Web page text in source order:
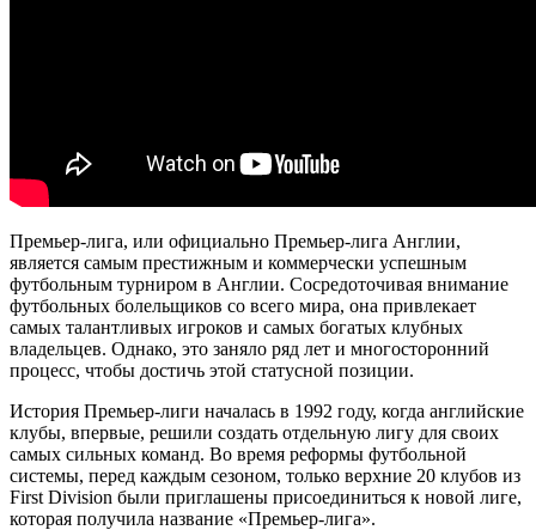
Премьер-лига, или официально Премьер-лига Англии,
является самым престижным и коммерчески успешным
футбольным турниром в Англии. Сосредоточивая внимание
футбольных болельщиков со всего мира, она привлекает
самых талантливых игроков и самых богатых клубных
владельцев. Однако, это заняло ряд лет и многосторонний
процесс, чтобы достичь этой статусной позиции.
История Премьер-лиги началась в 1992 году, когда английские
клубы, впервые, решили создать отдельную лигу для своих
самых сильных команд. Во время реформы футбольной
системы, перед каждым сезоном, только верхние 20 клубов из
First Division были приглашены присоединиться к новой лиге,
которая получила название «Премьер-лига».